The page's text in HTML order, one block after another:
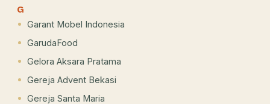
G
Garant Mobel Indonesia
GarudaFood
Gelora Aksara Pratama
Gereja Advent Bekasi
Gereja Santa Maria